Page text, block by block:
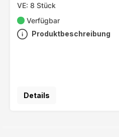
VE: 8 Stück
Verfügbar
Produktbeschreibung
Details